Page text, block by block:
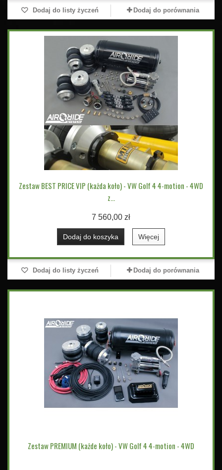
Dodaj do listy życzeń Dodaj do porównania
Zestaw BEST PRICE VIP (każda koło) - VW Golf 4 4-motion - 4WD
z...
7 560,00 zł
Dodaj do koszyka Więcej
Dodaj do listy życzeń Dodaj do porównania
Zestaw PREMIUM (każde koło) - VW Golf 4 4-motion - 4WD